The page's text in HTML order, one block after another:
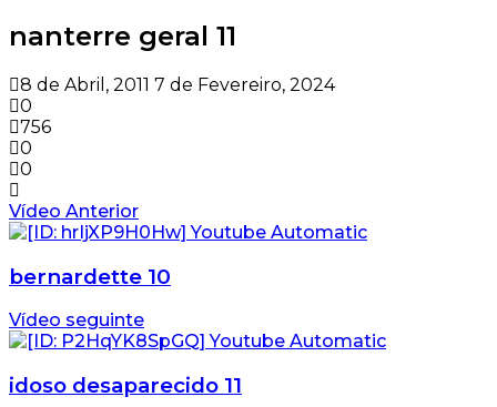
nanterre geral 11
8 de Abril, 2011 7 de Fevereiro, 2024
0
756
0
0
Vídeo Anterior
bernardette 10
Vídeo seguinte
idoso desaparecido 11